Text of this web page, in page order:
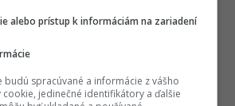
alebo prístup k informáciám na zariadení
budú spracúvané a informácie z vášho
jedinečné identifikátory a ďalšie